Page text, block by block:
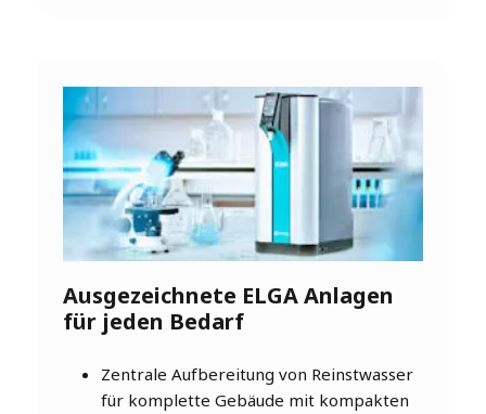
Ausgezeichnete ELGA Anlagen
für jeden Bedarf
Zentrale Aufbereitung von Reinstwasser
für komplette Gebäude mit kompakten